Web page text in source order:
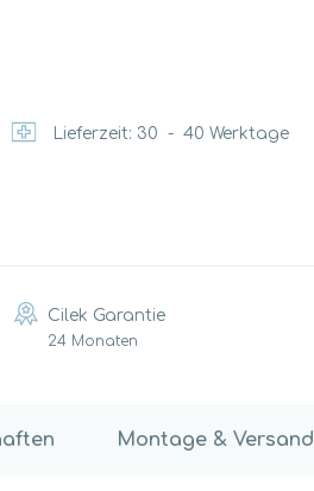
Lieferzeit: 30 - 40 Werktage
Cilek Garantie
24 Monaten
Montage & Versand